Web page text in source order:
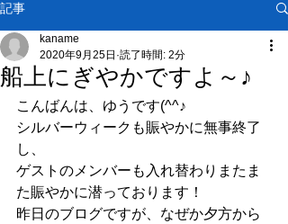
記事
船上にぎやかですよ～♪
kaname
2020年9月25日 読了時間: 2分
こんばんは、ゆうです(^^♪
シルバーウィークも賑やかに無事終了
し、
ゲストのメンバーも入れ替わりまたま
た賑やかに潜っております！
昨日のブログですが、なぜか夕方から